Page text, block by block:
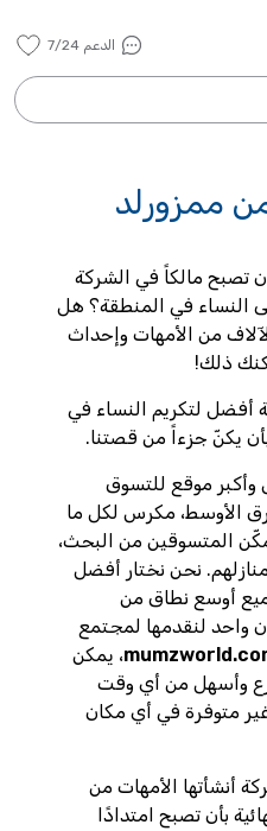
الدعم 7/24
ممزورلد
تصبح مالكاً في الشركة
النساء في المنطقة؟ هل
من الأمهات وإحداث
ذلك!
أفضل لتكريم النساء في
يكنّ جزءاً من قصتنا.
وأكبر موقع للتسوق
الأوسط، مكرس لكل ما
المتسوقين من البحث،
نحن نختار أفضل
أوسع نطاق من
واحد لنقدمها لمجتمع
، يمكن
وأسهل من أي وقت
متوفرة في أي مكان
أنشأتها الأمهات من
بأن تصبح امتدادًا